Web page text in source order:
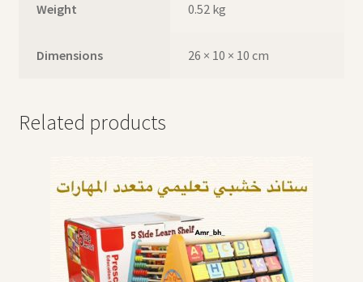
Weight 0.52 kg
Dimensions 26 × 10 × 10 cm
Related products